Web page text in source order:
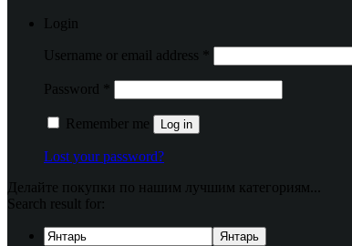
Login
Username or email address
Password
Remember me Log in
Lost your password?
Делайте покупки по нашим лучшим категориям...
Search result for:
Янтарь